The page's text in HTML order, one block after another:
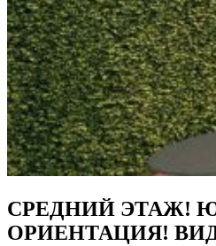
СРЕДНИЙ ЭТАЖ!
ОРИЕНТАЦИЯ!